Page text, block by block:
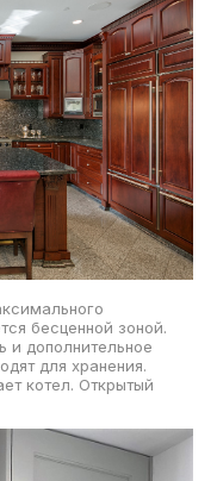
бесценной зоной.
и дополнительное
для хранения.
котел. Открытый